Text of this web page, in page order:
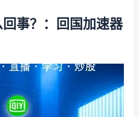
事？：回国加速器